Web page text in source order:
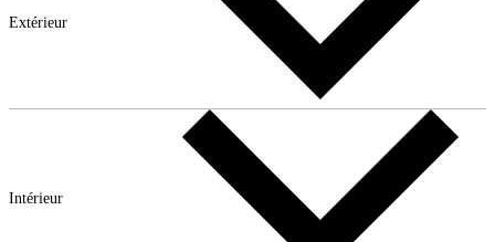
Extérieur
Intérieur